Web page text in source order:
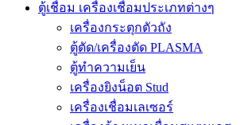
ตู้เชื่อม เครื่องเชื่อมประเภทต่างๆ
เครื่องกระตุกตัวถัง
ตู้ตัด/เครื่องตัด PLASMA
ตู้ทำความเย็น
เครื่องยิงน็อต Stud
เครื่องเชื่อมเลเซอร์